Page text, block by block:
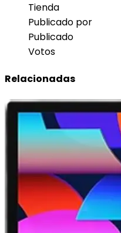
Tienda
Publicado por
Publicado
Votos
Relacionadas